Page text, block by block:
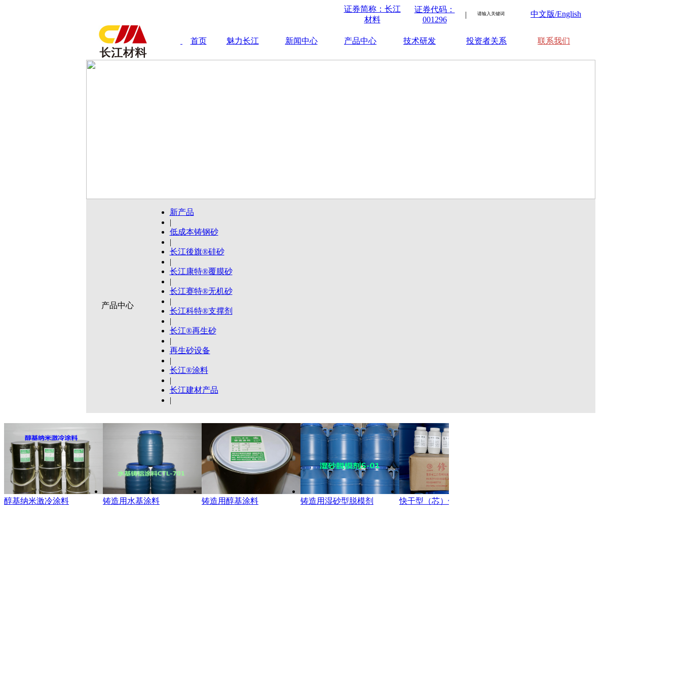
证券简称：长江
材料
证券代码：
001296
| 中文版/English
首页 魅力长江 新闻中心 产品中心 技术研发 投资者关系 联系我们
产品中心
新产品
|
低成本铸钢砂
|
长江後旗®硅砂
|
长江康特®覆膜砂
|
长江赛特®无机砂
|
长江科特®支撑剂
|
长江®再生砂
|
再生砂设备
|
长江®涂料
|
长江建材产品
|
醇基纳米激冷涂料 铸造用水基涂料 铸造用醇基涂料 铸造用湿砂型脱模剂 快干型（芯）修补剂